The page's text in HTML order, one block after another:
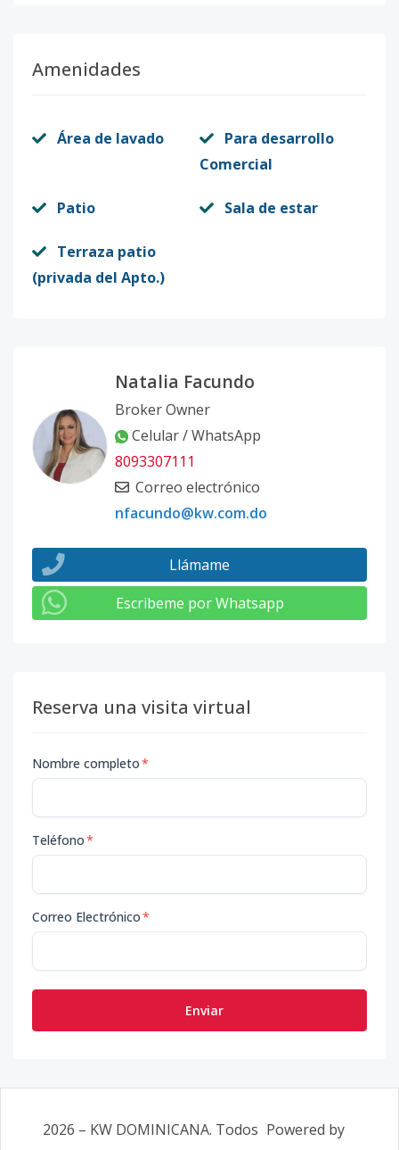
Amenidades
Área de lavado
Para desarrollo
Comercial
Patio Sala de estar
Terraza patio
(privada del Apto.)
Natalia Facundo
Broker Owner
Celular / WhatsApp
8093307111
Correo electrónico
nfacundo@kw.com.do
Llámame
Escribeme por Whatsapp
Reserva una visita virtual
Nombre completo*
Teléfono*
Correo Electrónico*
Enviar
2026 – KW DOMINICANA. Todos Powered by